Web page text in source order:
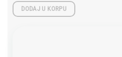
DODAJ U KORPU